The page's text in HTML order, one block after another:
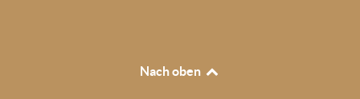
Nach oben